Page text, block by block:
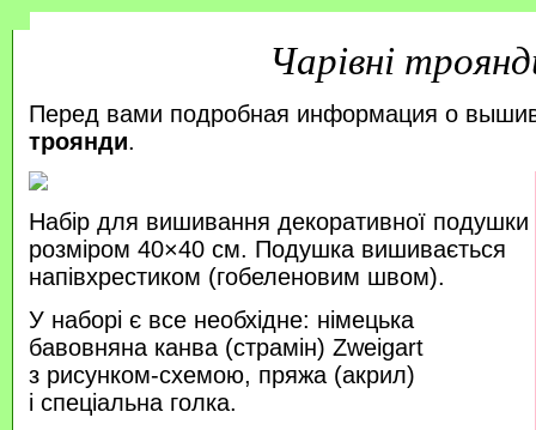
Чарівні
Перед вами подробная информация о
троянди.
Набір для вишивання декоративної подушки
розміром 40×40 см. Подушка вишивається
напівхрестиком (гобеленовим швом).
У наборі є все необхідне: німецька
бавовняна канва (страмін) Zweigart
з рисунком-схемою, пряжа (акрил)
і спеціальна голка.